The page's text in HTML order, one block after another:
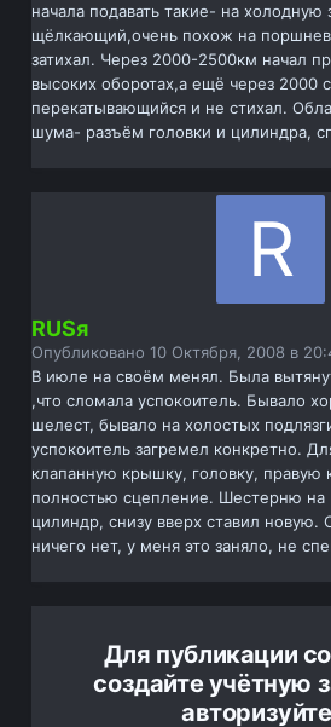
начала подавать такие- на холодную
щёлкающий,очень похож на
затихал. Через 2000-2500км начал
высоких оборотах,а ещё через 2000
перекатывающийся и не стихал.
шума- разъём головки и цилиндра,
RUSя
Опубликовано10 Октября, 2008 в
В июле на своём менял. Была
,что сломала успокоитель. Бывало
шелест, бывало на холостых
успокоитель загремел конкретно.
клапанную крышку, головку, правую
полностью сцепление. Шестерню на
цилиндр, снизу вверх ставил новую.
ничего нет, у меня это заняло, не
Для публикации
создайте учётную